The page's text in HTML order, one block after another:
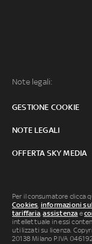
Note legali:
GESTIONE COOKIE
NOTE LEGALI
OFFERTA SKY MEDIA
Per il consumatore clicca
Cookies informazioni
tariffaria ,assistenza e
intellettuale in essi
utilizzati su licenza.
20138 Milano P.IVA